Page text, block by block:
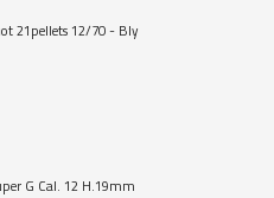
21pellets 12/70 - Bly
G Cal. 12 H.19mm